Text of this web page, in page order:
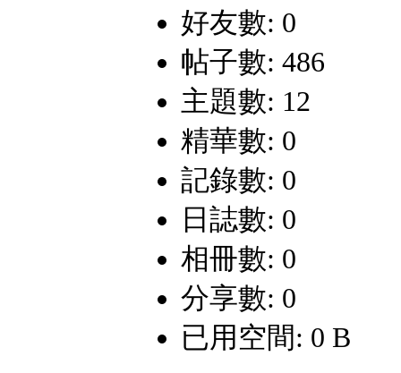
好友數: 0
帖子數: 486
主題數: 12
精華數: 0
記錄數: 0
日誌數: 0
相冊數: 0
分享數: 0
已用空間: 0 B